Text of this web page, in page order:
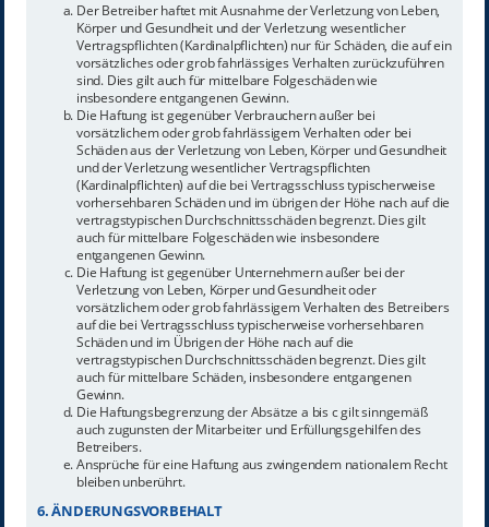
Der Betreiber haftet mit Ausnahme der Verletzung von Leben,
Körper und Gesundheit und der Verletzung wesentlicher
Vertragspflichten (Kardinalpflichten) nur für Schäden, die auf ein
vorsätzliches oder grob fahrlässiges Verhalten zurückzuführen
sind. Dies gilt auch für mittelbare Folgeschäden wie
insbesondere entgangenen Gewinn.
Die Haftung ist gegenüber Verbrauchern außer bei
vorsätzlichem oder grob fahrlässigem Verhalten oder bei
Schäden aus der Verletzung von Leben, Körper und Gesundheit
und der Verletzung wesentlicher Vertragspflichten
(Kardinalpflichten) auf die bei Vertragsschluss typischerweise
vorhersehbaren Schäden und im übrigen der Höhe nach auf die
vertragstypischen Durchschnittsschäden begrenzt. Dies gilt
auch für mittelbare Folgeschäden wie insbesondere
entgangenen Gewinn.
Die Haftung ist gegenüber Unternehmern außer bei der
Verletzung von Leben, Körper und Gesundheit oder
vorsätzlichem oder grob fahrlässigem Verhalten des Betreibers
auf die bei Vertragsschluss typischerweise vorhersehbaren
Schäden und im Übrigen der Höhe nach auf die
vertragstypischen Durchschnittsschäden begrenzt. Dies gilt
auch für mittelbare Schäden, insbesondere entgangenen
Gewinn.
Die Haftungsbegrenzung der Absätze a bis c gilt sinngemäß
auch zugunsten der Mitarbeiter und Erfüllungsgehilfen des
Betreibers.
Ansprüche für eine Haftung aus zwingendem nationalem Recht
bleiben unberührt.
6. ÄNDERUNGSVORBEHALT